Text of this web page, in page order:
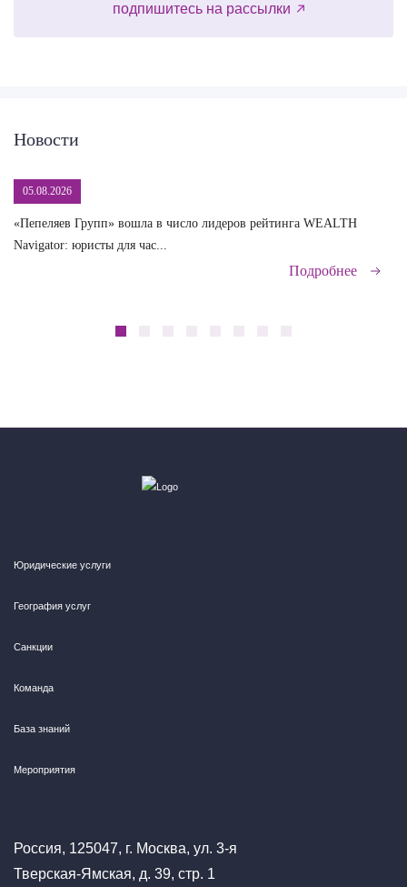
подпишитесь на рассылки
Новости
05.08.2026
«Пепеляев Групп» вошла в число лидеров рейтинга WEALTH
Navigator: юристы для час...
Подробнее
Юридические услуги
География услуг
Санкции
Команда
База знаний
Мероприятия
Россия, 125047, г. Москва, ул. 3-я
Тверская-Ямская, д. 39, стр. 1